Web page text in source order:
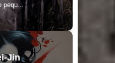
pequ...
Jin